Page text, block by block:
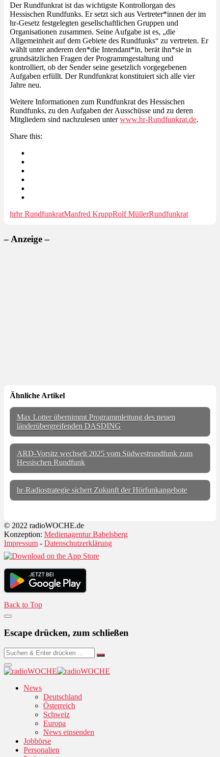
Der Rundfunkrat ist das wichtigste Kontrollorgan des
Hessischen Rundfunks. Er setzt sich aus Vertreter*innen der im
hr-Gesetz festgelegten gesellschaftlichen Gruppen und
Organisationen zusammen. Seine Aufgabe ist es, „die
Allgemeinheit auf dem Gebiete des Rundfunks“ zu vertreten. Er
wählt unter anderem den*die Intendant*in, berät ihn*sie in
grundsätzlichen Fragen der Programmgestaltung und
kontrolliert, ob der Sender seine gesetzlich vorgegebenen
Aufgaben erfüllt. Der Rundfunkrat konstituiert sich alle vier
Jahre neu.
Weitere Informationen zum Rundfunkrat des Hessischen
Rundfunks, zu den Aufgaben der Ausschüsse und zu deren
Mitgliedern sind nachzulesen unterwww.hr-Rundfunkrat.de.
Share this:
hrhr RundfunkratManfred KruppRolf MüllerRundfunkrat
– Anzeige –
Ähnliche Artikel
Max Lotter übernimmt Programmleitung des neuen
länderübergreifenden DASDING
ARD-Vorsitz wechselt 2025 vom Südwestrundfunk zum
Hessischen Rundfunk
hr-Radiostrategie sichert Zukunft der Hörfunkangebote
© 2022 radioWOCHE.de
Konzeption: Medienagentur Babelsberg
Impressum - Datenschutzerklärung
Back to Top
Escape drücken, zum schließen
News
Deutschland
Österreich
Schweiz
Europa
News einsenden
Jobbörse
Personalien